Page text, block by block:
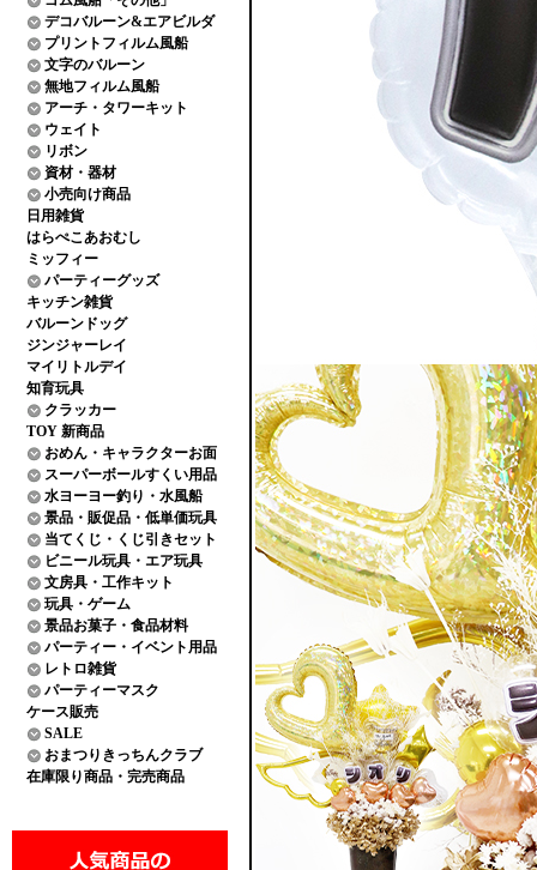
デコバルーン&エアビルダ
プリントフィルム風船
文字のバルーン
無地フィルム風船
アーチ・タワーキット
ウェイト
リボン
資材・器材
小売向け商品
日用雑貨
はらぺこあおむし
ミッフィー
パーティーグッズ
キッチン雑貨
バルーンドッグ
ジンジャーレイ
マイリトルデイ
知育玩具
クラッカー
TOY 新商品
おめん・キャラクターお面
スーパーボールすくい用品
水ヨーヨー釣り・水風船
景品・販促品・低単価玩具
当てくじ・くじ引きセット
ビニール玩具・エア玩具
文房具・工作キット
玩具・ゲーム
景品お菓子・食品材料
パーティー・イベント用品
レトロ雑貨
パーティーマスク
ケース販売
SALE
おまつりきっちんクラブ
在庫限り商品・完売商品